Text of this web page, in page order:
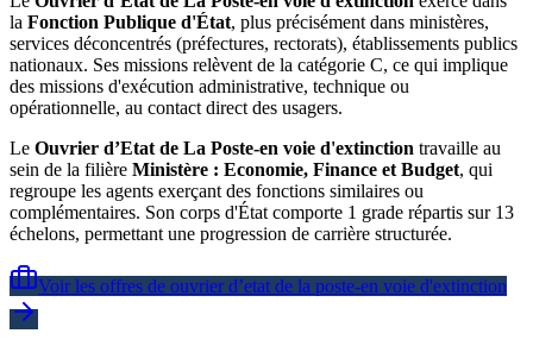
la Fonction Publique d'État, plus précisément dans ministères,
services déconcentrés (préfectures, rectorats), établissements publics
nationaux. Ses missions relèvent de la catégorie C, ce qui implique
des missions d'exécution administrative, technique ou
opérationnelle, au contact direct des usagers.
Le Ouvrier d’Etat de La Poste-en voie d'extinction travaille au
sein de la filière Ministère : Economie, Finance et Budget, qui
regroupe les agents exerçant des fonctions similaires ou
complémentaires. Son corps d'État comporte 1 grade répartis sur 13
échelons, permettant une progression de carrière structurée.
Voir les offres de ouvrier d’etat de la poste-en voie d'extinction